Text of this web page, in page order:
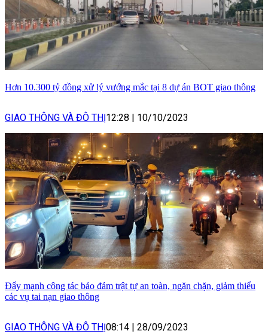
Hơn 10.300 tỷ đồng xử lý vướng mắc tại 8 dự án BOT giao thông
GIAO THÔNG VÀ ĐÔ THỊ12:28 | 10/10/2023
Đẩy mạnh công tác bảo đảm trật tự an toàn, ngăn chặn, giảm thiểu
các vụ tai nạn giao thông
GIAO THÔNG VÀ ĐÔ THỊ08:14 | 28/09/2023